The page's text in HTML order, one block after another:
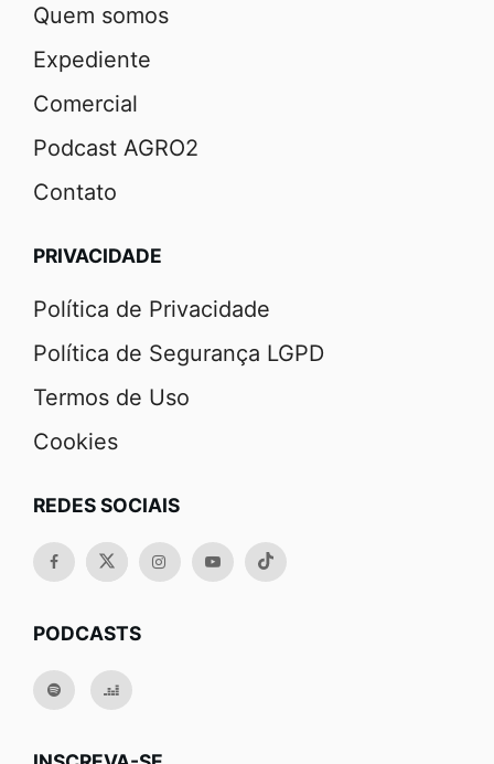
Quem somos
Expediente
Comercial
Podcast AGRO2
Contato
PRIVACIDADE
Política de Privacidade
Política de Segurança LGPD
Termos de Uso
Cookies
REDES SOCIAIS
PODCASTS